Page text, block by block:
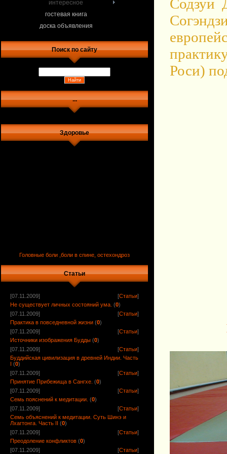
интересное
гостевая книга
доска объявления
Поиск по сайту
...
Здоровье
Головные боли ,боли в спине, остехондроз
Статьи
[07.11.2009] [Статьи]
Не существует личных состояний ума. (0)
[07.11.2009]
[Статьи]
Практика в повседневной жизни (0)
[07.11.2009]
[Статьи]
Источники изображения Будды (0)
[07.11.2009]
[Статьи]
Буддийская цивилизация в древней Индии. Часть
I (0)
[07.11.2009]
[Статьи]
Принятие Прибежища в Сангхе. (0)
[07.11.2009]
[Статьи]
Семь пояснений к медитации. (0)
[07.11.2009]
[Статьи]
Семь объяснений к медитации. Суть Шинэ и
Лхагтонга. Часть II (0)
[07.11.2009]
[Статьи]
Преодоление конфликтов (0)
[07.11.2009]
[Статьи]
Содзуи
Роси)